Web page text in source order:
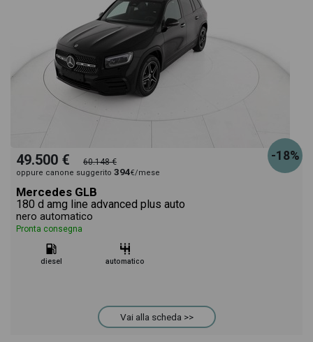
-18%
49.500 € 60.148 €
oppure canone suggerito 394€/mese
Mercedes GLB
180 d amg line advanced plus auto
nero automatico
Pronta consegna
diesel automatico
Vai alla scheda >>